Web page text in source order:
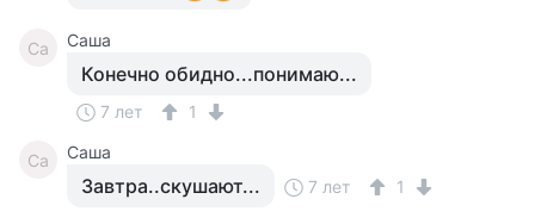
Са Саша
Конечно обидно...понимаю...
7 лет 1
Са Саша
Завтра..скушают... 7 лет 1